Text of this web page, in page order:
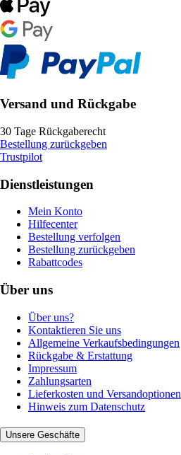
Versand und Rückgabe
30 Tage Rückgaberecht
Bestellung zurückgeben
Trustpilot
Dienstleistungen
Mein Konto
Hilfecenter
Bestellung verfolgen
Bestellung zurückgeben
Rabattcodes
Über uns
Über uns?
Kontaktieren Sie uns
Allgemeine Verkaufsbedingungen
Rückgabe & Erstattung
Impressum
Zahlungsarten
Lieferkosten und Versandoptionen
Hinweis zum Datenschutz
Unsere Geschäfte